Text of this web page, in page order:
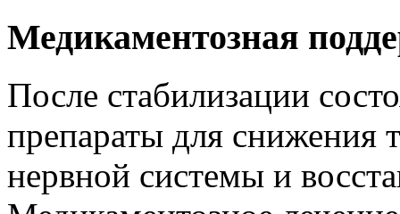
Медикаментозная
После стабилизации
препараты для снижения
нервной системы и